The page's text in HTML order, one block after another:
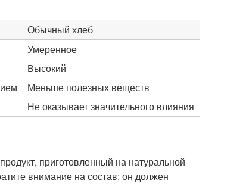
Обычный хлеб
Умеренное
Высокий
Меньше полезных веществ
Не оказывает значительного влияния
приготовленный на натуральной
внимание на состав: он должен